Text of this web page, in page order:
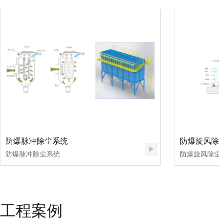
防爆脉冲除尘系统
防爆脉冲除尘系统
防爆旋风
防爆旋风除
工程案例